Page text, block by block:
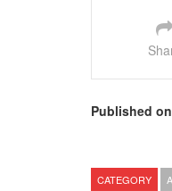
Published
CATEGORY